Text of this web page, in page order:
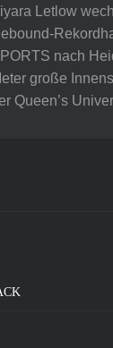
Letlow
nach
große
Queen’s